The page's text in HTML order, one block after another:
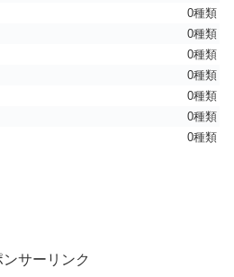
0種類
0種類
0種類
0種類
0種類
0種類
0種類
ンサーリンク